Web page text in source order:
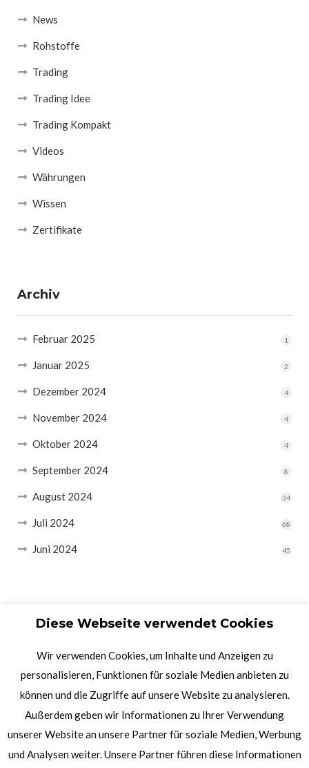
News
Rohstoffe
Trading
Trading Idee
Trading Kompakt
Videos
Währungen
Wissen
Zertifikate
Archiv
Februar 2025 1
Januar 2025 2
Dezember 2024 4
November 2024 4
Oktober 2024 4
September 2024 8
August 2024 34
Juli 2024 68
Juni 2024 45
Diese Webseite verwendet Cookies
Wir verwenden Cookies, um Inhalte und Anzeigen zu
personalisieren, Funktionen für soziale Medien anbieten zu
können und die Zugriffe auf unsere Website zu analysieren.
Außerdem geben wir Informationen zu Ihrer Verwendung
unserer Website an unsere Partner für soziale Medien, Werbung
und Analysen weiter. Unsere Partner führen diese Informationen